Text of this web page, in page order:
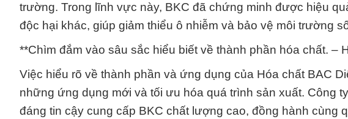
trường. Trong lĩnh vực này, BKC đã chứng minh được hiệu
độc hại khác, giúp giảm thiểu ô nhiễm và bảo vệ môi trường
**Chìm đắm vào sâu sắc hiểu biết về thành phần hóa chất. –
Việc hiểu rõ về thành phần và ứng dụng của Hóa chất BAC
những ứng dụng mới và tối ưu hóa quá trình sản xuất. Công
đáng tin cậy cung cấp BKC chất lượng cao, đồng hành cùng